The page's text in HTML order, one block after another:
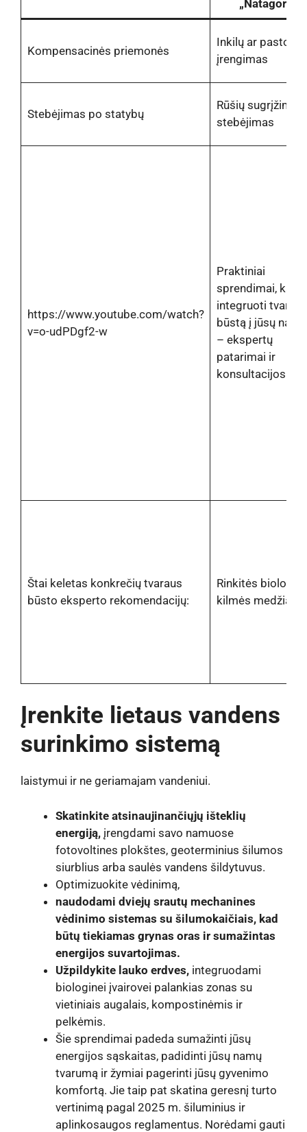
„Natagora“
Kompensacinės priemonės
Inkilų ar pastogių
įrengimas
Stebėjimas po statybų
Rūšių sugrįžimo
stebėjimas
https://www.youtube.com/watch?
v=o-udPDgf2-w
Praktiniai
sprendimai, kaip
integruoti tvarų
būstą į jūsų
– ekspertų
patarimai ir
konsultacijos
Štai keletas konkrečių tvaraus
būsto eksperto rekomendacijų:
Rinkitės
kilmės
Įrenkite lietaus vandens
surinkimo sistemą
laistymui ir ne geriamajam vandeniui.
Skatinkite atsinaujinančiųjų išteklių
energiją, įrengdami savo namuose
fotovoltines plokštes, geoterminius šilumos
siurblius arba saulės vandens šildytuvus.
Optimizuokite vėdinimą,
naudodami dviejų srautų mechanines
vėdinimo sistemas su šilumokaičiais, kad
būtų tiekiamas grynas oras ir sumažintas
energijos suvartojimas.
Užpildykite lauko erdves, integruodami
biologinei įvairovei palankias zonas su
vietiniais augalais, kompostinėmis ir
pelkėmis.
Šie sprendimai padeda sumažinti jūsų
energijos sąskaitas, padidinti jūsų namų
tvarumą ir žymiai pagerinti jūsų gyvenimo
komfortą. Jie taip pat skatina geresnį turto
vertinimą pagal 2025 m. šiluminius ir
aplinkosaugos reglamentus. Norėdami gauti